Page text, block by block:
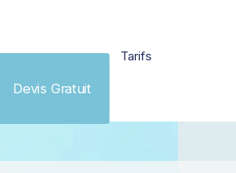
Devis Gratuit
Tarifs